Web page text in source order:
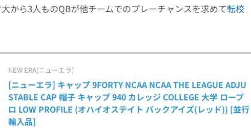
から3人ものQBが他チームでのプレーチャンスを求めて転校
NEW ERA(ニューエラ)
[ニューエラ] キャップ 9FORTY NCAA NCAA THE LEAGUE ADJU
STABLE CAP 帽子 キャップ 940 カレッジ COLLEGE 大学 ロープ
ロ LOW PROFILE (オハイオステイト バックアイズ(レッド)) [並行
輸入品]